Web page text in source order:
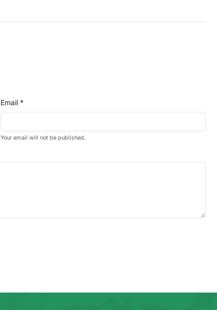
Email *
Your email will not be published.